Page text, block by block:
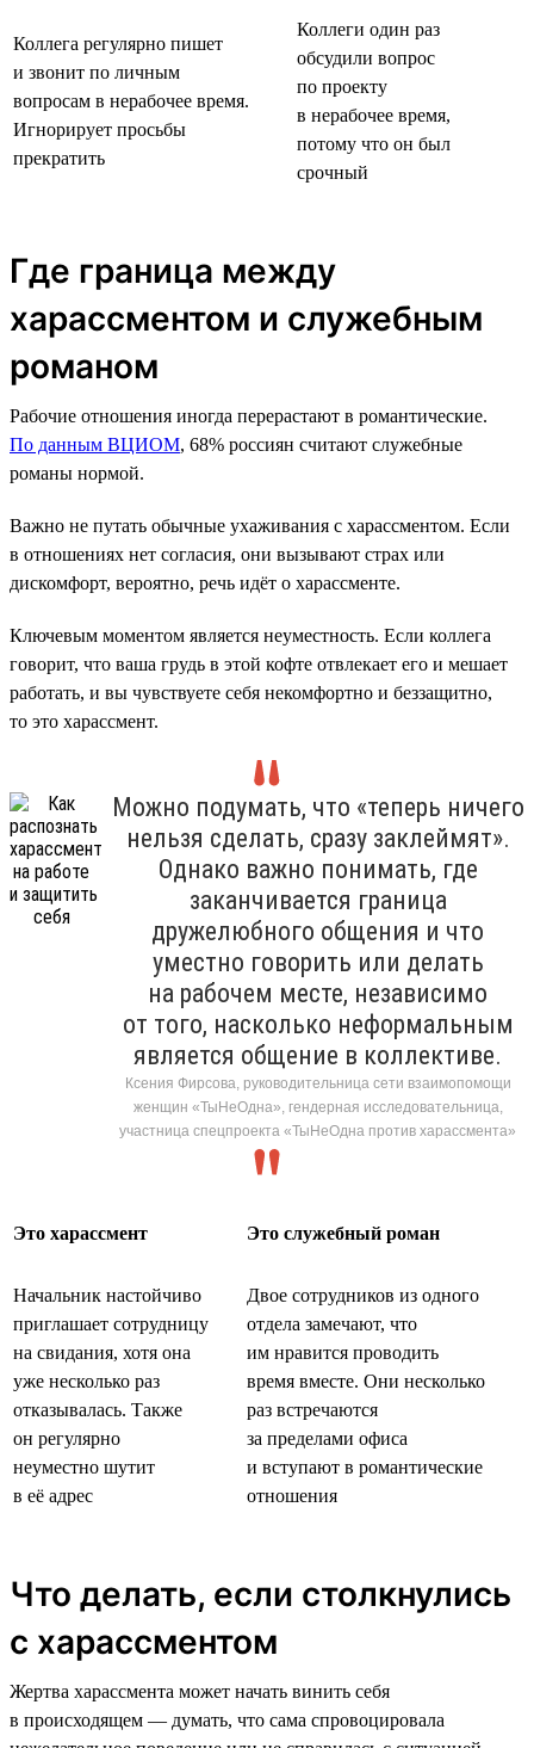
Коллега регулярно пишет
и звонит по личным
вопросам в нерабочее время.
Игнорирует просьбы
прекратить
Коллеги один раз
обсудили вопрос
по проекту
в нерабочее время,
потому что он был
срочный
Где граница между
харассментом и служебным
романом
Рабочие отношения иногда перерастают в романтические.
По данным ВЦИОМ, 68% россиян считают служебные
романы нормой.
Важно не путать обычные ухаживания с харассментом. Если
в отношениях нет согласия, они вызывают страх или
дискомфорт, вероятно, речь идёт о харассменте.
Ключевым моментом является неуместность. Если коллега
говорит, что ваша грудь в этой кофте отвлекает его и мешает
работать, и вы чувствуете себя некомфортно и беззащитно,
то это харассмент.
Можно подумать, что «теперь ничего
нельзя сделать, сразу заклеймят».
Однако важно понимать, где
заканчивается граница
дружелюбного общения и что
уместно говорить или делать
на рабочем месте, независимо
от того, насколько неформальным
является общение в коллективе.
Ксения Фирсова, руководительница сети взаимопомощи
женщин «ТыНеОдна», гендерная исследовательница,
участница спецпроекта «ТыНеОдна против харассмента»
Это харассмент Это служебный роман
Начальник настойчиво
приглашает сотрудницу
на свидания, хотя она
уже несколько раз
отказывалась. Также
он регулярно
неуместно шутит
в её адрес
Двое сотрудников из одного
отдела замечают, что
им нравится проводить
время вместе. Они несколько
раз встречаются
за пределами офиса
и вступают в романтические
отношения
Что делать, если столкнулись
с харассментом
Жертва харассмента может начать винить себя
в происходящем — думать, что сама спровоцировала